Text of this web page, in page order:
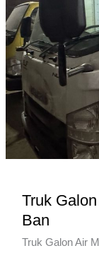
PS
Truk
Ban
Truk Galon Air